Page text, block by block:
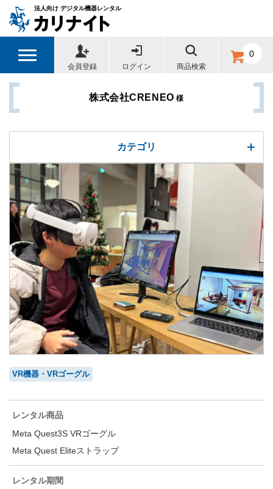
法人向け デジタル機器レンタル
会員登録 ログイン 商品検索
0
株式会社CRENEO 様
VR機器・VRゴーグル
レンタル商品
Meta Quest3S VRゴーグル
Meta Quest Eliteストラップ
レンタル期間
カテゴリ
レンタル商品カテゴリ
全体
iPad
モニター
LEDパネル
音響機材
Wi-Fiルーター
VR機器・VRゴーグル